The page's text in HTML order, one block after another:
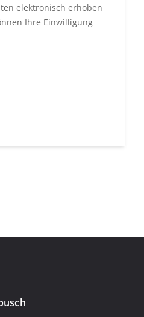
elektronisch erhoben
Ihre Einwilligung